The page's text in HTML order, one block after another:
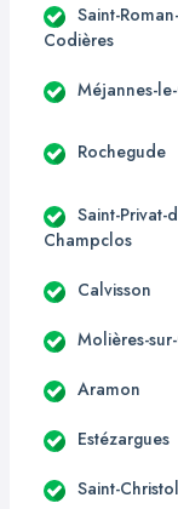
Saint-
Codières
Méjannes-
Rochegude
Saint-Privat-
Champclos
Calvisson
Molières-
Aramon
Estézargues
Saint-